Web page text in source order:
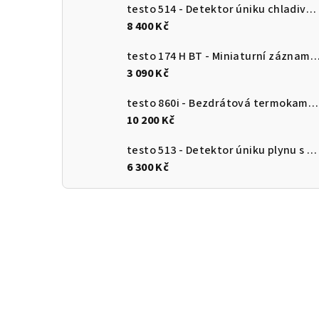
testo 514 - Detektor úniku chladiva s ohebnou sondou
8 400 Kč
testo 174 H BT - Miniaturní záznamník pro měření teploty a vlhkosti s Bluetooth a připojením k aplikaci
3 090 Kč
testo 860i - Bezdrátová termokamera pro chytré telefony
10 200 Kč
testo 513 - Detektor úniku plynu s ohebnou sondou
6 300 Kč